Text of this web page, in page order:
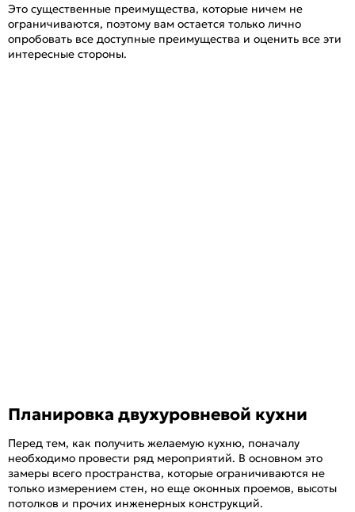
Это существенные преимущества, которые ничем не
ограничиваются, поэтому вам остается только лично
опробовать все доступные преимущества и оценить все эти
интересные стороны.
Планировка двухуровневой кухни
Перед тем, как получить желаемую кухню, поначалу
необходимо провести ряд мероприятий. В основном это
замеры всего пространства, которые ограничиваются не
только измерением стен, но еще оконных проемов, высоты
потолков и прочих инженерных конструкций.